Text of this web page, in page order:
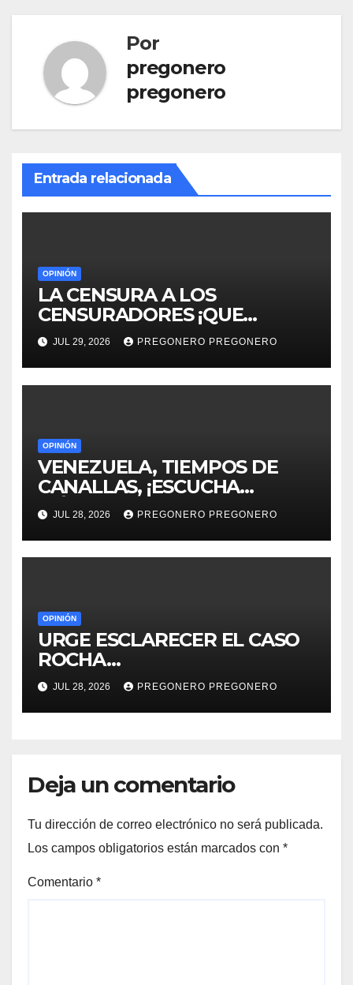
Por
pregonero
pregonero
Entrada relacionada
OPINIÓN
LA CENSURA A LOS
CENSURADORES ¡QUE
HORROR!
JUL 29, 2026 PREGONERO PREGONERO
OPINIÓN
VENEZUELA, TIEMPOS DE
CANALLAS, ¡ESCUCHA
MÉXICO!!
JUL 28, 2026 PREGONERO PREGONERO
OPINIÓN
URGE ESCLARECER EL CASO
ROCHA…
JUL 28, 2026 PREGONERO PREGONERO
Deja un comentario
Tu dirección de correo electrónico no será publicada.
Los campos obligatorios están marcados con *
Comentario *